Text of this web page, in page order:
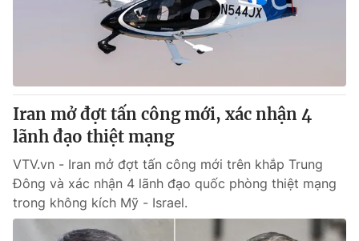
Câu chuyện quốc tế
Thị trường
Góc doanh nghiệp
Dữ liệu và đời sống
Truyền hình
Phim VTV
Hậu trường
Nhân vật
Giải trí
Điện ảnh
Đời sống
Iran mở đợt tấn công mới, xác nhận 4
lãnh đạo thiệt mạng
VTV.vn - Iran mở đợt tấn công mới trên khắp Trung
Đông và xác nhận 4 lãnh đạo quốc phòng thiệt mạng
trong không kích Mỹ - Israel.